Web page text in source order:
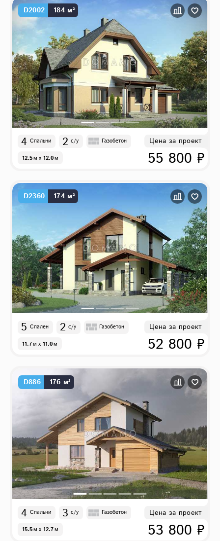
D2002 184 м²
4 Спальни 2 с/у Газобетон
12.5м x 12.0м
Цена за проект
55 800 ₽
D2360 174 м²
5 Спален 2 с/у Газобетон
11.7м x 11.0м
Цена за проект
52 800 ₽
D886 176 м²
4 Спальни 3 с/у Газобетон
15.5м x 12.7м
Цена за проект
53 800 ₽